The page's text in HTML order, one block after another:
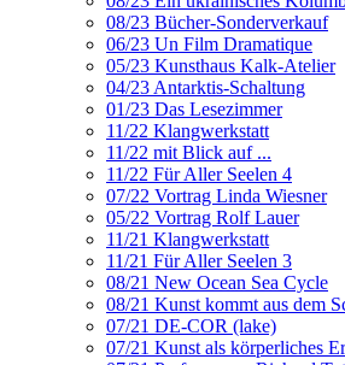
08/23 Bücher-Sonderverkauf
06/23 Un Film Dramatique
05/23 Kunsthaus Kalk-Atelier
04/23 Antarktis-Schaltung
01/23 Das Lesezimmer
11/22 Klangwerkstatt
11/22 mit Blick auf ...
11/22 Für Aller Seelen 4
07/22 Vortrag Linda Wiesner
05/22 Vortrag Rolf Lauer
11/21 Klangwerkstatt
11/21 Für Aller Seelen 3
08/21 New Ocean Sea Cycle
08/21 Kunst kommt aus dem
07/21 DE-COR (lake)
07/21 Kunst als körperliches